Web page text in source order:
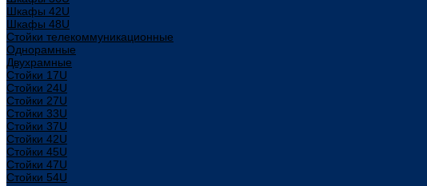
Шкафы 42U
Шкафы 48U
Стойки телекоммуникационные
Однорамные
Двухрамные
Стойки 17U
Стойки 24U
Стойки 27U
Стойки 33U
Стойки 37U
Стойки 42U
Стойки 45U
Стойки 47U
Стойки 54U